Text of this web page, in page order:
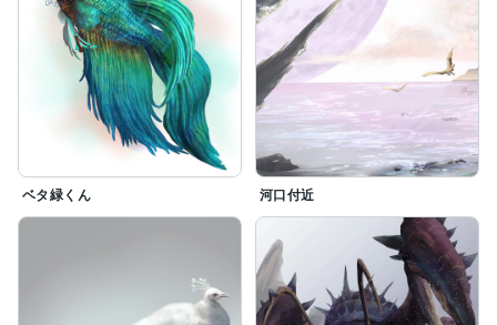
ベタ緑くん 河口付近